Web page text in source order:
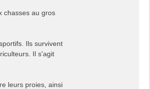
chasses au gros
Ils survivent
Il s'agit
leurs proies, ainsi